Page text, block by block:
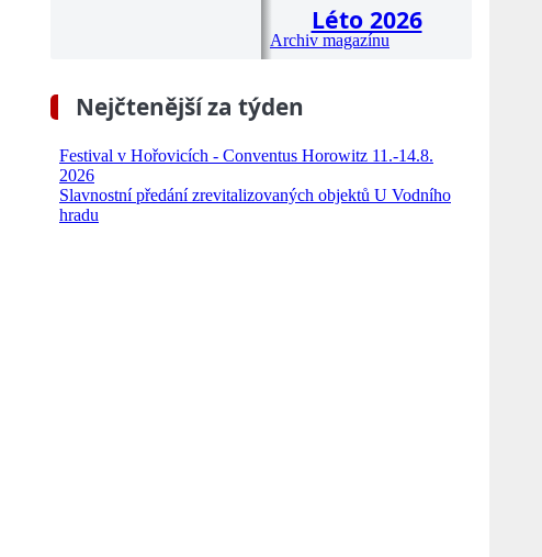
Léto 2026
Archiv magazínu
Nejčtenější za týden
Festival v Hořovicích - Conventus Horowitz 11.-14.8.
2026
Slavnostní předání zrevitalizovaných objektů U Vodního
hradu